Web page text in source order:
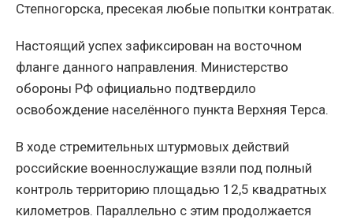
Степногорска, пресекая любые попытки контратак.
Настоящий успех зафиксирован на восточном
фланге данного направления. Министерство
обороны РФ официально подтвердило
освобождение населённого пункта Верхняя Терса.
В ходе стремительных штурмовых действий
российские военнослужащие взяли под полный
контроль территорию площадью 12,5 квадратных
километров. Параллельно с этим продолжается